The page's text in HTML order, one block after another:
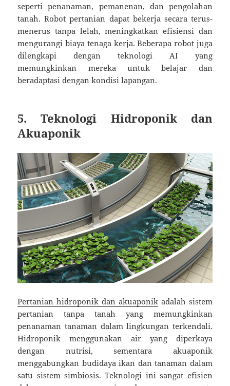
seperti penanaman, pemanenan, dan pengolahan
tanah. Robot pertanian dapat bekerja secara terus-
menerus tanpa lelah, meningkatkan efisiensi dan
mengurangi biaya tenaga kerja. Beberapa robot juga
dilengkapi dengan teknologi AI yang
memungkinkan mereka untuk belajar dan
beradaptasi dengan kondisi lapangan.
5. Teknologi Hidroponik dan
Akuaponik
Pertanian hidroponik dan akuaponikadalah sistem
pertanian tanpa tanah yang memungkinkan
penanaman tanaman dalam lingkungan terkendali.
Hidroponik menggunakan air yang diperkaya
dengan nutrisi, sementara akuaponik
menggabungkan budidaya ikan dan tanaman dalam
satu sistem simbiosis. Teknologi ini sangat efisien